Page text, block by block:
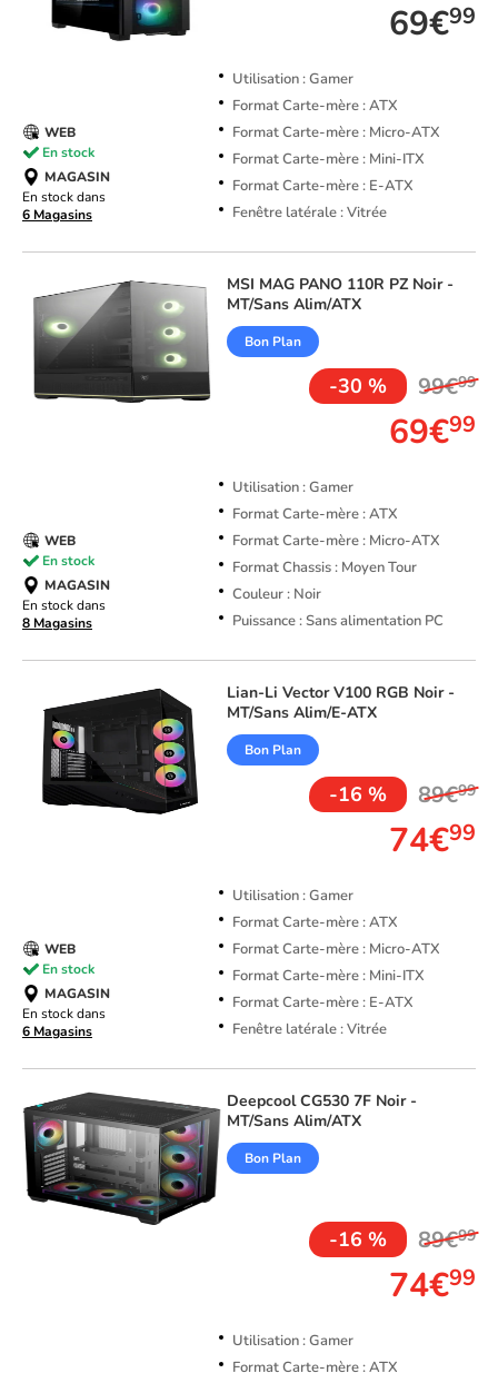
69€99
Utilisation : Gamer
Format Carte-mère : ATX
Format Carte-mère : Micro-ATX
Format Carte-mère : Mini-ITX
Format Carte-mère : E-ATX
Fenêtre latérale : Vitrée
WEB
En stock
MAGASIN
En stock dans
6 Magasins
MSI MAG PANO 110R PZ Noir -
MT/Sans Alim/ATX
Bon Plan
-30 % 99€99
69€99
Utilisation : Gamer
Format Carte-mère : ATX
Format Carte-mère : Micro-ATX
Format Chassis : Moyen Tour
Couleur : Noir
Puissance : Sans alimentation PC
WEB
En stock
MAGASIN
En stock dans
8 Magasins
Lian-Li Vector V100 RGB Noir -
MT/Sans Alim/E-ATX
Bon Plan
-16 % 89€99
74€99
Utilisation : Gamer
Format Carte-mère : ATX
Format Carte-mère : Micro-ATX
Format Carte-mère : Mini-ITX
Format Carte-mère : E-ATX
Fenêtre latérale : Vitrée
WEB
En stock
MAGASIN
En stock dans
6 Magasins
DeepcoolCG530 7F Noir -
MT/Sans Alim/ATX
Bon Plan
-16 % 89€99
74€99
Utilisation : Gamer
Format Carte-mère : ATX